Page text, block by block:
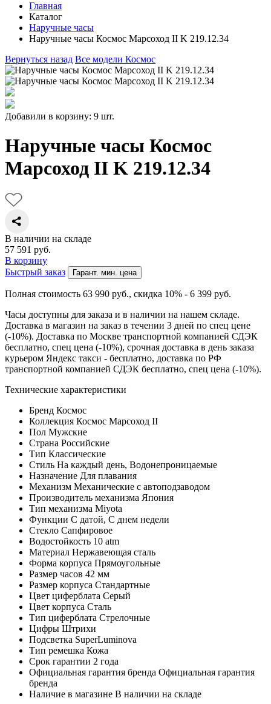
Главная
Каталог
Наручные часы
Наручные часы Космос Марсоход II K 219.12.34
Вернуться назад Все модели Космос
Добавили в корзину: 9 шт.
Наручные часы Космос
Марсоход II K 219.12.34
В наличии на складе
57 591 руб.
В корзину
Быстрый заказ
Гарант. мин. цена
Полная стоимость 63 990 руб., скидка 10% - 6 399 руб.
Часы доступны для заказа и в наличии на нашем складе.
Доставка в магазин на заказ в течении 3 дней по спец цене
(-10%). Доставка по Москве транспортной компанией СДЭК
бесплатно, спец цена (-10%), срочная доставка в день заказа
курьером Яндекс такси - бесплатно, доставка по РФ
транспортной компанией СДЭК бесплатно, спец цена (-10%).
Технические характеристики
Бренд Космос
Коллекция Космос Марсоход II
Пол Мужские
Страна Российские
Тип Классические
Стиль На каждый день, Водонепроницаемые
Назначение Для плавания
Механизм Механические с автоподзаводом
Производитель механизма Япония
Тип механизма Miyota
Функции С датой, С днем недели
Стекло Сапфировое
Водостойкость 10 atm
Материал Нержавеющая сталь
Форма корпуса Прямоугольные
Размер часов 42 мм
Размер корпуса Стандартные
Цвет циферблата Серый
Цвет корпуса Сталь
Тип циферблата Стрелочные
Цифры Штрихи
Подсветка SuperLuminova
Тип ремешка Кожа
Срок гарантии 2 года
Официальная гарантия бренда Официальная гарантия
бренда
Наличие в магазине В наличии на складе